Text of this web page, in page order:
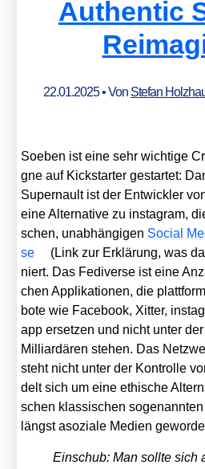
Authentic
22.01.2025• Von Stefan
Soeben ist eine sehr wich­ti­ge
gne auf Kick­star­ter gestar­tet:
Super­nault ist der Ent­wick­ler
eine Alter­na­ti­ve zu insta­gram,
schen, unab­hän­gi­gen Social
se
(Link zur Erklä­rung, was
niert. Das Fedi­ver­se ist eine
chen Appli­ka­tio­nen, die
bo­te wie Face­book, Xit­ter,
app erset­zen und nicht unter
Mil­li­ar­dä­ren ste­hen. Das
steht nicht unter der Kon­trol­le
delt sich um eine ethi­sche
schen klas­si­schen
längst aso­zia­le Medi­en
Ein­schub: Man soll­te sich